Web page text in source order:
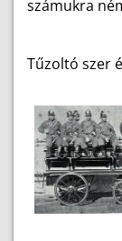
számukra
Tűzoltó szer